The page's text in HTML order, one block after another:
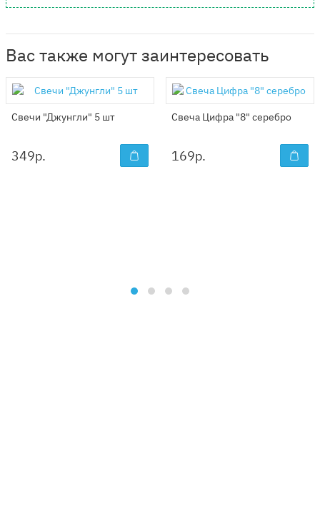
Вас также могут заинтересовать
Свечи "Джунгли" 5 шт
349р.
Свеча Цифра "8" серебро
169р.